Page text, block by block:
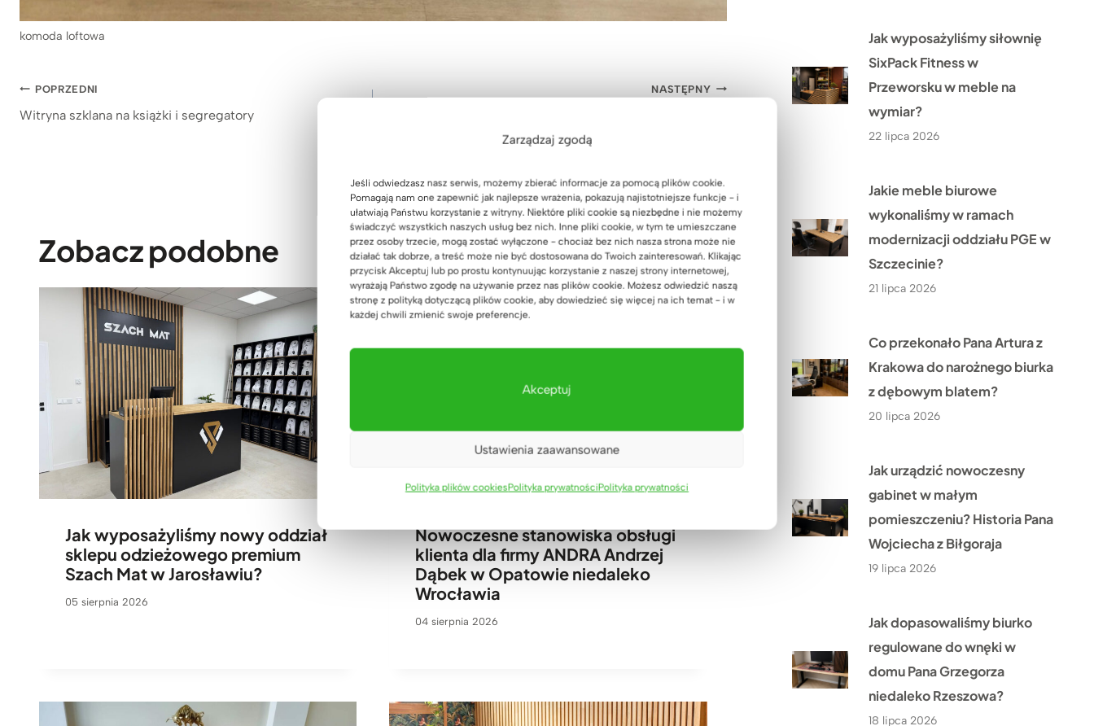
Zarządzaj zgodą
Jeśli odwiedzasz nasz serwis, możemy zbierać informacje za pomocą plików cookie.
Pomagają nam one zapewnić jak najlepsze wrażenia, pokazują najistotniejsze funkcje - i
ułatwiają Państwu korzystanie z witryny. Niektóre pliki cookie są niezbędne i nie możemy
świadczyć wszystkich naszych usług bez nich. Inne pliki cookie, w tym te umieszczane
przez osoby trzecie, mogą zostać wyłączone - chociaż bez nich nasza strona może nie
działać tak dobrze, a treść może nie być dostosowana do Twoich zainteresowań. Klikając
przycisk Akceptuj lub po prostu kontynuując korzystanie z naszej strony internetowej,
wyrażają Państwo zgodę na używanie przez nas plików cookie. Możesz odwiedzić naszą
stronę z polityką dotyczącą plików cookie, aby dowiedzieć się więcej na ich temat - i w
każdej chwili zmienić swoje preferencje.
Akceptuj
Ustawienia zaawansowane
Polityka plików cookiesPolityka prywatnościPolityka prywatności
komoda loftowa
Nawigacja
wpisu
POPRZEDNI
Witryna szklana na książki i segregatory
NASTĘPNY
Zobacz podobne
Jak wyposażyliśmy nowy oddział
sklepu odzieżowego premium
Szach Mat w Jarosławiu?
05 sierpnia 2026
Nowoczesne stanowiska obsługi
klienta dla firmy ANDRA Andrzej
Dąbek w Opatowie niedaleko
Wrocławia
04 sierpnia 2026
Jak wyposażyliśmy siłownię
SixPack Fitness w
Przeworsku w meble na
wymiar?
22 lipca 2026
Jakie meble biurowe
wykonaliśmy w ramach
modernizacji oddziału PGE w
Szczecinie?
21 lipca 2026
Co przekonało Pana Artura z
Krakowa do narożnego biurka
z dębowym blatem?
20 lipca 2026
Jak urządzić nowoczesny
gabinet w małym
pomieszczeniu? Historia Pana
Wojciecha z Biłgoraja
19 lipca 2026
Jak dopasowaliśmy biurko
regulowane do wnęki w
domu Pana Grzegorza
niedaleko Rzeszowa?
18 lipca 2026